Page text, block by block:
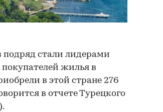
подряд стали лидерами
жилья в
в этой стране 276
в отчете Турецкого